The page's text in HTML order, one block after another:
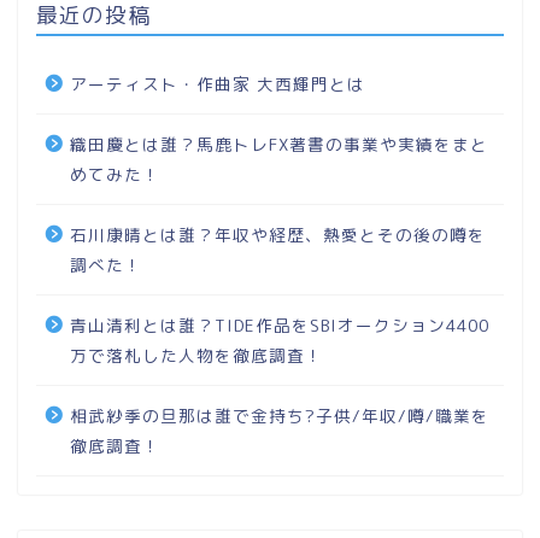
最近の投稿
アーティスト・作曲家 大西輝門とは
織田慶とは誰？馬鹿トレFX著書の事業や実績をまと
めてみた！
石川康晴とは誰？年収や経歴、熱愛とその後の噂を
調べた！
青山清利とは誰？TIDE作品をSBIオークション4400
万で落札した人物を徹底調査！
相武紗季の旦那は誰で金持ち?子供/年収/噂/職業を
徹底調査！